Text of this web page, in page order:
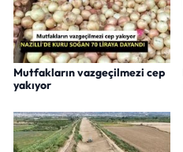
Mutfakların vazgeçilmezi cep
yakıyor